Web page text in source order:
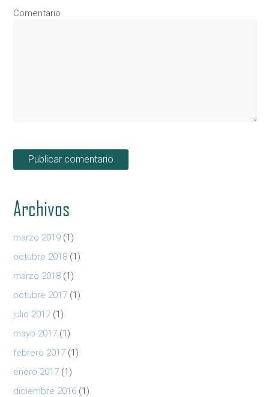
Comentario
Archivos
marzo 2019 (1)
octubre 2018 (1)
marzo 2018 (1)
octubre 2017 (1)
julio 2017 (1)
mayo 2017 (1)
febrero 2017 (1)
enero 2017 (1)
diciembre 2016 (1)